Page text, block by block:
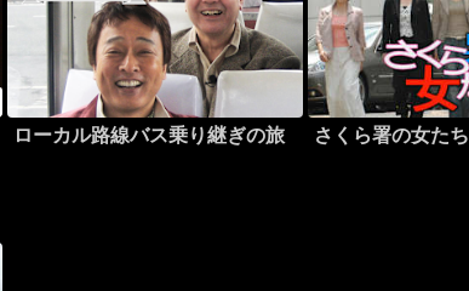
ローカル路線バス乗り継ぎの旅 さくら署の女たち